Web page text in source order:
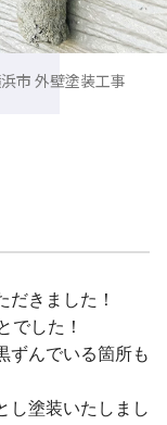
市 外壁塗装工事
きました！
でした！
ずんでいる箇所も
し塗装いたしまし